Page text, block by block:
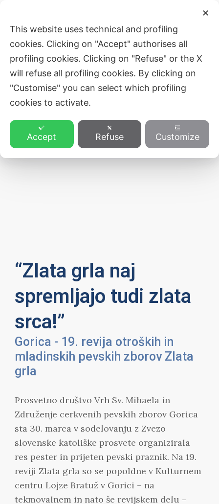
content
ZVEZA SLOVENSKE KATOLIŠKE
PROSVETE
Main
“Zlata grla naj
spremljajo tudi zlata
srca!”
Gorica - 19. revija otroških in
mladinskih pevskih zborov Zlata
grla
Prosvetno društvo Vrh Sv. Mihaela in
Združenje cerkvenih pevskih zborov Gorica
sta 30. marca v sodelovanju z Zvezo
slovenske katoliške prosvete organizirala
res pester in prijeten pevski praznik. Na 19.
reviji Zlata grla so se popoldne v Kulturnem
centru Lojze Bratuž v Gorici – na
tekmovalnem in nato še revijskem delu –
✕
This website uses technical and profiling
cookies. Clicking on "Accept" authorises all
profiling cookies. Clicking on "Refuse" or the X
will refuse all profiling cookies. By clicking on
"Customise" you can select which profiling
cookies to activate.
Accept Refuse Customize